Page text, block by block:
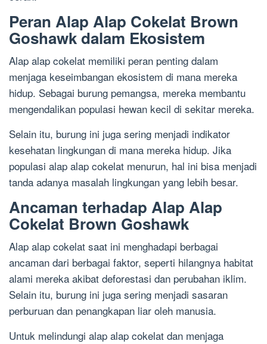
Peran Alap Alap Cokelat Brown
Goshawk dalam Ekosistem
Alap alap cokelat memiliki peran penting dalam
menjaga keseimbangan ekosistem di mana mereka
hidup. Sebagai burung pemangsa, mereka membantu
mengendalikan populasi hewan kecil di sekitar mereka.
Selain itu, burung ini juga sering menjadi indikator
kesehatan lingkungan di mana mereka hidup. Jika
populasi alap alap cokelat menurun, hal ini bisa menjadi
tanda adanya masalah lingkungan yang lebih besar.
Ancaman terhadap Alap Alap
Cokelat Brown Goshawk
Alap alap cokelat saat ini menghadapi berbagai
ancaman dari berbagai faktor, seperti hilangnya habitat
alami mereka akibat deforestasi dan perubahan iklim.
Selain itu, burung ini juga sering menjadi sasaran
perburuan dan penangkapan liar oleh manusia.
Untuk melindungi alap alap cokelat dan menjaga